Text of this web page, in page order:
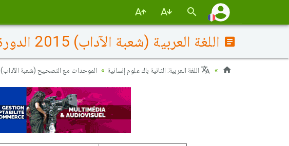
اللغة العربية (شعبة الآداب) 2015 الدورة الإستدراكية - الموضوع
اللغة العربية: الثانية باك علوم إنسانية الموحدات مع التصحيح (شعبة الآداب)